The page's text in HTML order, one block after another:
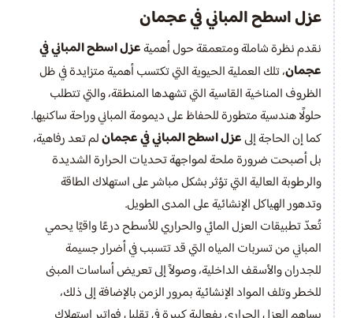
عزل اسطح المباني في عجمان
نقدم نظرة شاملة ومتعمقة حول أهميةعزل اسطح المباني في
عجمان، تلك العملية الحيوية التي تكتسب أهمية متزايدة في ظل
الظروف المناخية القاسية التي تشهدها المنطقة، والتي تتطلب
حلولًا هندسية متطورة للحفاظ على ديمومة المباني وراحة ساكنيها.
كما إن الحاجة إلىعزل اسطح المباني في عجمانلم تعد رفاهية،
بل أصبحت ضرورة ملحة لمواجهة تحديات الحرارة الشديدة
والرطوبة العالية التي تؤثر بشكل مباشر على استهلاك الطاقة
وتدهور الهياكل الإنشائية على المدى الطويل.
تُعدّ تطبيقات العزل المائي والحراري للأسطح درعًا واقيًا يحمي
المباني من تسربات المياه التي قد تتسبب في أضرار جسيمة
للجدران والأسقف الداخلية، وصولاً إلى تعريض أساسات المبنى
للخطر وتلف المواد الإنشائية بمرور الزمن بالإضافة إلى ذلك،